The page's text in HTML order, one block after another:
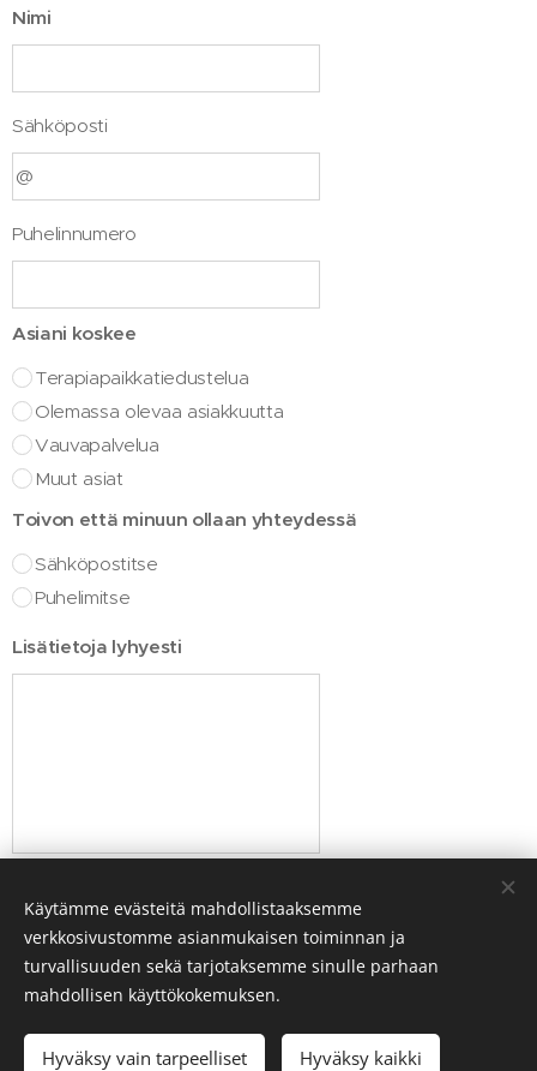
Nimi
Sähköposti
Puhelinnumero
Asiani koskee
Terapiapaikkatiedustelua
Olemassa olevaa asiakkuutta
Vauvapalvelua
Muut asiat
Toivon että minuun ollaan yhteydessä
Sähköpostitse
Puhelimitse
Lisätietoja lyhyesti
Lähetä
© Salettia Kuntoutuspalvelut Oy 2024
Käytämme evästeitä mahdollistaaksemme
verkkosivustomme asianmukaisen toiminnan ja
turvallisuuden sekä tarjotaksemme sinulle parhaan
mahdollisen käyttökokemuksen.
Hyväksy vain tarpeelliset Hyväksy kaikki